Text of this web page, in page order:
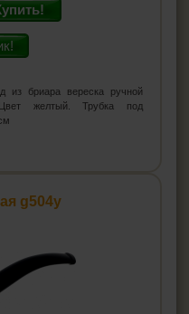
из бриара вереска ручной
желтый. Трубка под
g504y